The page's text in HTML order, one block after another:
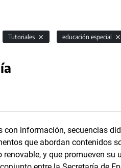
Tutoriales educación especial
con información, secuencias
que abordan contenidos
y que promueven su